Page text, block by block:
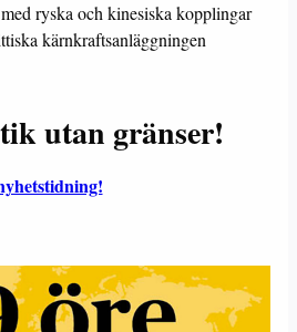
ryska och kinesiska kopplingar
kärnkraftsanläggningen
utan gränser!